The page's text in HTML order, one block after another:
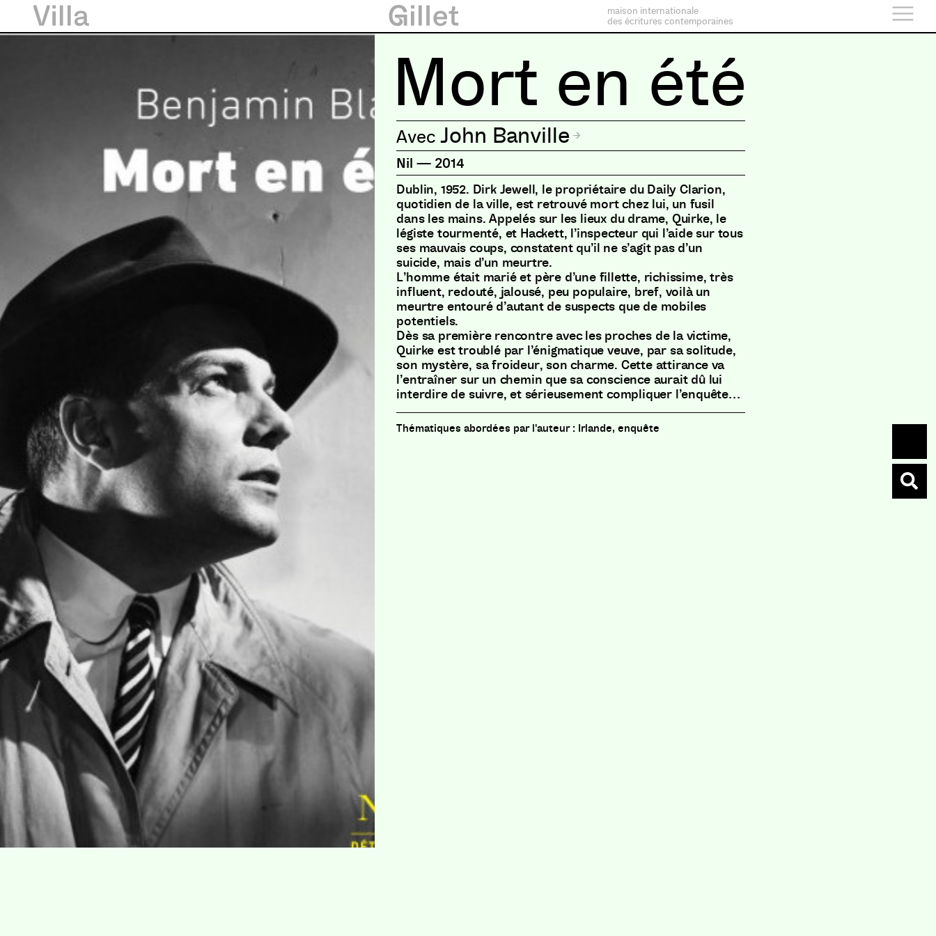
maison internationale
des écritures contemporaines
Mort en été
John Banville
Nil — 2014
Dublin, 1952. Dirk Jewell, le propriétaire du Daily Clarion,
quotidien de la ville, est retrouvé mort chez lui, un fusil
dans les mains. Appelés sur les lieux du drame, Quirke, le
légiste tourmenté, et Hackett, l’inspecteur qui l’aide sur tous
ses mauvais coups, constatent qu’il ne s’agit pas d’un
suicide, mais d’un meurtre.
L’homme était marié et père d’une fillette, richissime, très
influent, redouté, jalousé, peu populaire, bref, voilà un
meurtre entouré d’autant de suspects que de mobiles
potentiels.
Dès sa première rencontre avec les proches de la victime,
Quirke est troublé par l’énigmatique veuve, par sa solitude,
son mystère, sa froideur, son charme. Cette attirance va
l’entraîner sur un chemin que sa conscience aurait dû lui
interdire de suivre, et sérieusement compliquer l’enquête…
Irlande, enquête